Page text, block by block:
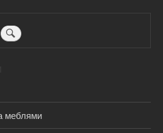
меблями